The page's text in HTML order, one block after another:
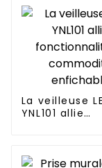
pour les
modernes
La veilleuse
YNL101 allie